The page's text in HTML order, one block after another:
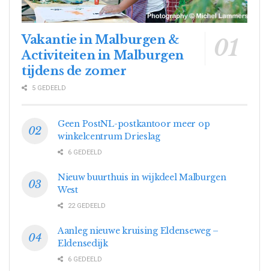
Vakantie in Malburgen &
Activiteiten in Malburgen
tijdens de zomer
5 GEDEELD
Geen PostNL-postkantoor meer op
winkelcentrum Drieslag
6 GEDEELD
Nieuw buurthuis in wijkdeel Malburgen
West
22 GEDEELD
Aanleg nieuwe kruising Eldenseweg –
Eldensedijk
6 GEDEELD